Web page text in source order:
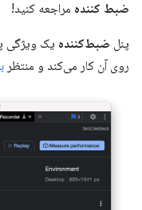
ضبط کننده مراجعه کنید!
پنل ضبط‌کننده یک ویژگی
روی آن کار می‌کند و منتظر